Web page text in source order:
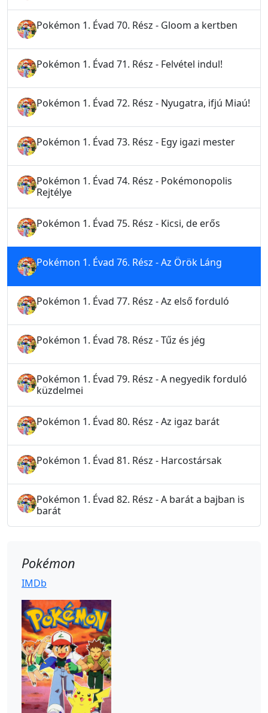
Pokémon 1. Évad 70. Rész - Gloom a kertben
Pokémon 1. Évad 71. Rész - Felvétel indul!
Pokémon 1. Évad 72. Rész - Nyugatra, ifjú Miaú!
Pokémon 1. Évad 73. Rész - Egy igazi mester
Pokémon 1. Évad 74. Rész - Pokémonopolis
Rejtélye
Pokémon 1. Évad 75. Rész - Kicsi, de erős
Pokémon 1. Évad 76. Rész - Az Örök Láng
Pokémon 1. Évad 77. Rész - Az első forduló
Pokémon 1. Évad 78. Rész - Tűz és jég
Pokémon 1. Évad 79. Rész - A negyedik forduló
küzdelmei
Pokémon 1. Évad 80. Rész - Az igaz barát
Pokémon 1. Évad 81. Rész - Harcostársak
Pokémon 1. Évad 82. Rész - A barát a bajban is
barát
Pokémon
IMDb